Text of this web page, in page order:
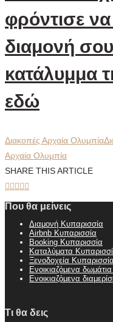
φρόντισε να
διαμονή
κατάλυμμα
εδώ
Διακοπές Αρχαία Ολυμπία
Αρχαία Ολυμπία
SHARE THIS ARTICLE

Που θα μείνεις
Διαμονή Κυπαρισσία
Airbnb Κυπαρισσία
Booking Κυπαρισσία
Καταλύματα
Ξενοδοχεία Κυπαρισσία
Ενοικιαζόμενα
Ενοικιαζόμενα
Τι θα δεις